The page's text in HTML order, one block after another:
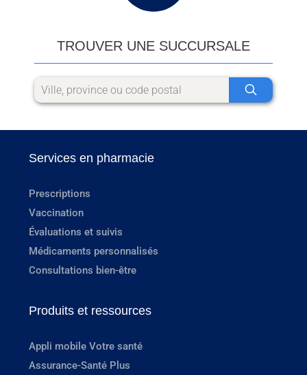
TROUVER UNE SUCCURSALE
Services en pharmacie
Prescriptions
Vaccination
Évaluations et suivis
Médicaments personnalisés
Consultations bien-être
Produits et ressources
Appli mobile Votre santé
Assurance-Santé Plus